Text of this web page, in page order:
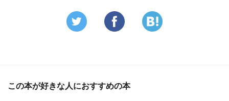
この本が好きな人におすすめの本